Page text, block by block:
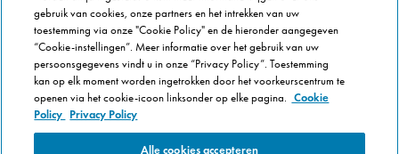
Werken bij Domino's
Onze keuken
Care team (voor medewerkers)
Cookie Policy
Cookie-instellingen
gebruik van cookies, onze partners en het intrekken van uw
toestemming via onze "Cookie Policy" en de hieronder aangegeven
“Cookie-instellingen”. Meer informatie over het gebruik van uw
persoonsgegevens vindt u in onze “Privacy Policy”. Toestemming
kan op elk moment worden ingetrokken door het voorkeurscentrum te
openen via het cookie-icoon linksonder op elke pagina. Cookie
Policy Privacy Policy
Alle cookies accepteren